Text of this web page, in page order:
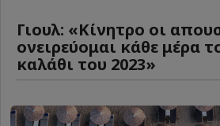
Γιουλ: «Κίνητρο οι
ονειρεύομαι κάθε μέρα
καλάθι του 2023»